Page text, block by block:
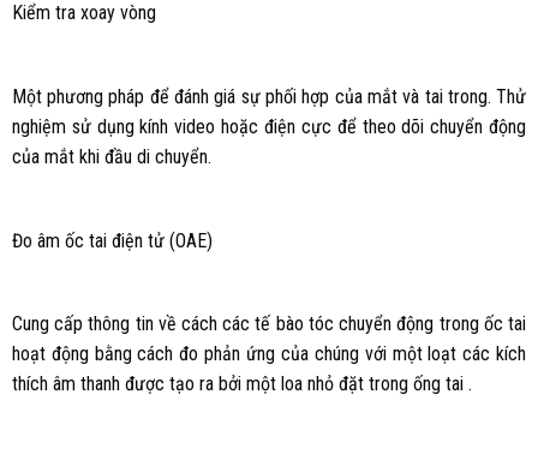
Kiểm tra xoay vòng
Một phương pháp để đánh giá sự phối hợp của mắt và tai trong. Thử
nghiệm sử dụng kính video hoặc điện cực để theo dõi chuyển động
của mắt khi đầu di chuyển.
Đo âm ốc tai điện tử (OAE)
Cung cấp thông tin về cách các tế bào tóc chuyển động trong ốc tai
hoạt động bằng cách đo phản ứng của chúng với một loạt các kích
thích âm thanh được tạo ra bởi một loa nhỏ đặt trong ống tai .